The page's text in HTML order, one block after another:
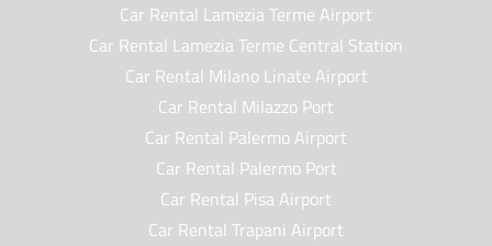
Car Rental Lamezia Terme Airport
Car Rental Lamezia Terme Central Station
Car Rental Milano Linate Airport
Car Rental Milazzo Port
Car Rental Palermo Airport
Car Rental Palermo Port
Car Rental Pisa Airport
Car Rental Trapani Airport